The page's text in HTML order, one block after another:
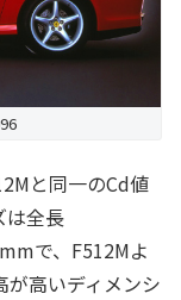
と同一のCd値
は全長
で、F512Mよ
が高いディメンシ